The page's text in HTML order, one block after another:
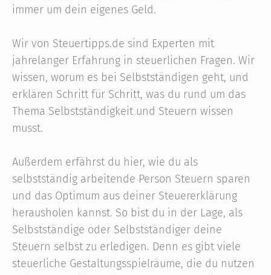
immer um dein eigenes Geld.
Wir von Steuertipps.de sind Experten mit
jahrelanger Erfahrung in steuerlichen Fragen. Wir
wissen, worum es bei Selbstständigen geht, und
erklären Schritt für Schritt, was du rund um das
Thema Selbstständigkeit und Steuern wissen
musst.
Außerdem erfährst du hier, wie du als
selbstständig arbeitende Person Steuern sparen
und das Optimum aus deiner Steuererklärung
herausholen kannst. So bist du in der Lage, als
Selbstständige oder Selbstständiger deine
Steuern selbst zu erledigen. Denn es gibt viele
steuerliche Gestaltungsspielräume, die du nutzen